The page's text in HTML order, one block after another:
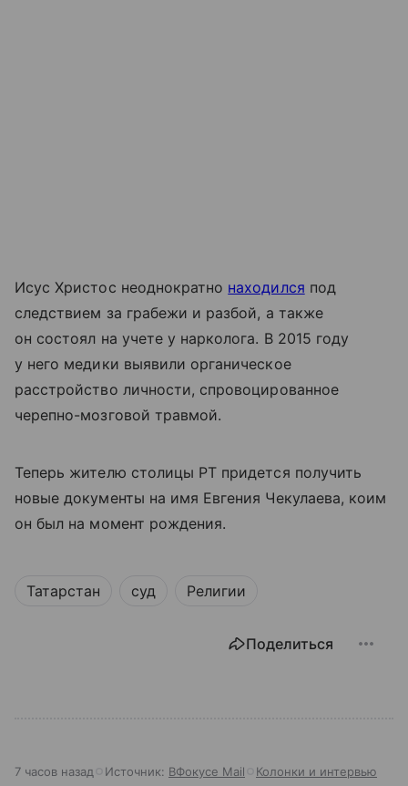
Исус Христос неоднократно находился под
следствием за грабежи и разбой, а также
он состоял на учете у нарколога. В 2015 году
у него медики выявили органическое
расстройство личности, спровоцированное
черепно-мозговой травмой.
Теперь жителю столицы РТ придется получить
новые документы на имя Евгения Чекулаева, коим
он был на момент рождения.
Татарстан суд Религии
Поделиться
7 часов назад Источник: ВФокусе Mail Колонки и интервью